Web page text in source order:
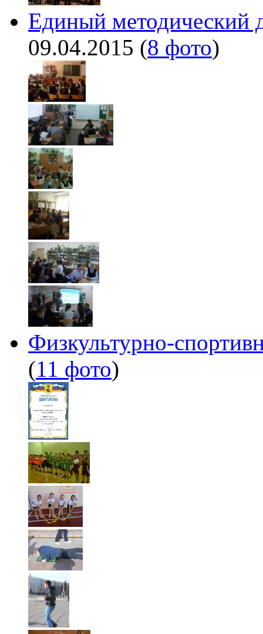
Единый методический
09.04.2015 (8 фото)
Физкультурно-
(11 фото)